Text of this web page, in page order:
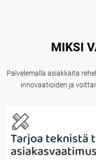
MIKSI
Palvelemalla asiakkaita
innovaatioiden ja
Tarjoa teknistä